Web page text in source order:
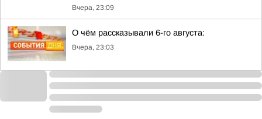
Вчера, 23:09
О чём рассказывали 6-го августа:
Вчера, 23:03